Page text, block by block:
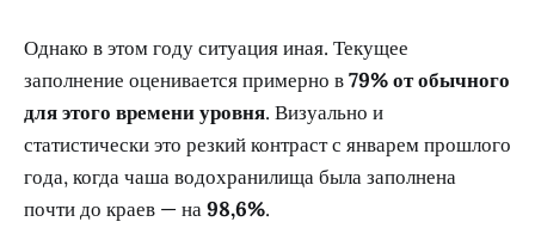
Однако в этом году ситуация иная. Текущее
заполнение оценивается примерно в79% от обычного
для этого времени уровня. Визуально и
статистически это резкий контраст с январем прошлого
года, когда чаша водохранилища была заполнена
почти до краев — на98,6%.